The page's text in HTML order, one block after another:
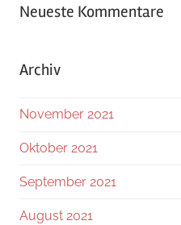
Neueste Kommentare
Archiv
November 2021
Oktober 2021
September 2021
August 2021